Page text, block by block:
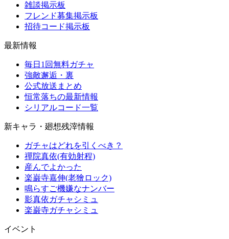
雑談掲示板
フレンド募集掲示板
招待コード掲示板
最新情報
毎日1回無料ガチャ
強敵邂逅・裏
公式放送まとめ
恒常落ちの最新情報
シリアルコード一覧
新キャラ・廻想残滓情報
ガチャはどれを引くべき？
禪院真依(有効射程)
産んでよかった
楽巌寺嘉伸(老獪ロック)
鳴らすご機嫌なナンバー
影真依ガチャシミュ
楽巌寺ガチャシミュ
イベント